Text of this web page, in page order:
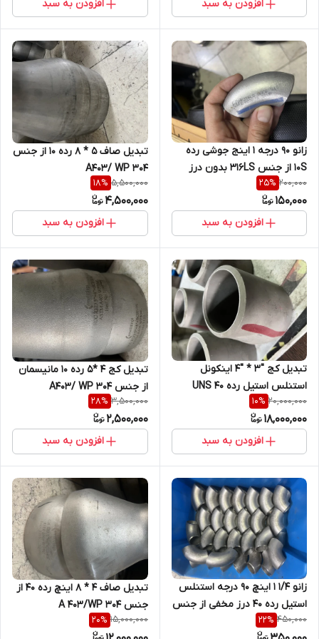
افزودن به سبد افزودن به سبد
زانو 90 درجه 1 اینج جوشی رده
10S از جنس 316LS بدون درز
فابریک
200,000
25%
150,000
افزودن به سبد
تبدیل صاف 5 * 8 رده 10 از جنس
A403/ WP 304
5,500,000
18%
4,500,000
افزودن به سبد
تبدیل کج "3 * "4 اینکونل
استنلس استیل رده 40 UNS
NO6625 فابریک
20,000,000
10%
18,000,000
افزودن به سبد
تبدیل کج 4 *5 رده 10 مانیسمان
از جنس A403/ WP 304
3,500,000
28%
2,500,000
افزودن به سبد
زانو 1/4 1 اینچ 90 درجه استنلس
استیل رده 40 درز مخفی از جنس
WP 304
450,000
22%
تبدیل صاف 4 * 8 اینچ رده 40 از
جنس A 403/WP 304
15,000,000
20%